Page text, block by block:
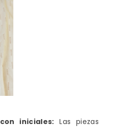
iniciales: Las piezas